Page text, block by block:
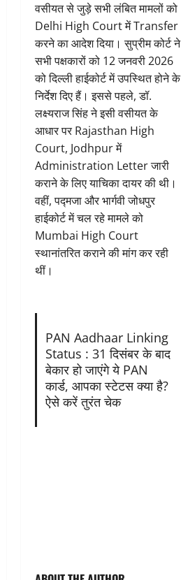
वसीयत से जुड़े सभी लंबित मामलों को
Delhi High Court में Transfer
करने का आदेश दिया। सुप्रीम कोर्ट ने
सभी पक्षकारों को 12 जनवरी 2026
को दिल्ली हाईकोर्ट में उपस्थित होने के
निर्देश दिए हैं। इससे पहले, डॉ.
लक्ष्यराज सिंह ने इसी वसीयत के
आधार पर Rajasthan High
Court, Jodhpur में
Administration Letter जारी
कराने के लिए याचिका दायर की थी।
वहीं, पद्मजा और भार्गवी जोधपुर
हाईकोर्ट में चल रहे मामले को
Mumbai High Court
स्थानांतरित कराने की मांग कर रही
थीं।
PAN Aadhaar Linking
Status : 31 दिसंबर के बाद
बेकार हो जाएंगे ये PAN
कार्ड, आपका स्टेटस क्या है?
ऐसे करें तुरंत चेक